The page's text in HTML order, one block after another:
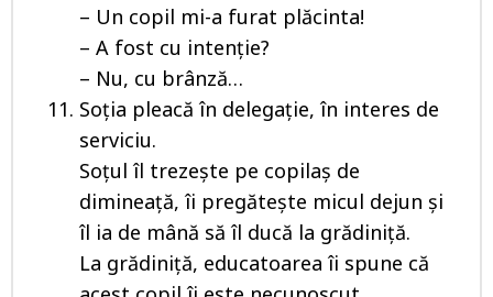
– Un copil mi-a furat plăcinta!
– A fost cu intenţie?
– Nu, cu brânză…
Soţia pleacă în delegaţie, în interes de
serviciu.
Soţul îl trezeşte pe copilaş de
dimineaţă, îi pregăteşte micul dejun şi
îl ia de mână să îl ducă la grădiniţă.
La grădiniță, educatoarea îi spune că